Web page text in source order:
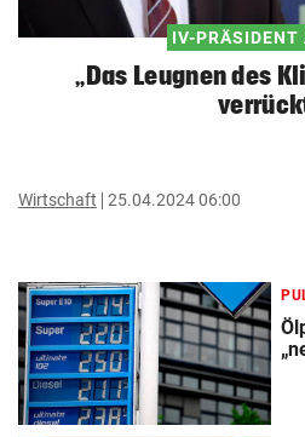
IV-PRÄSIDENT
„Das Leugnen des
Wirtschaft 25.04.2024 06:00